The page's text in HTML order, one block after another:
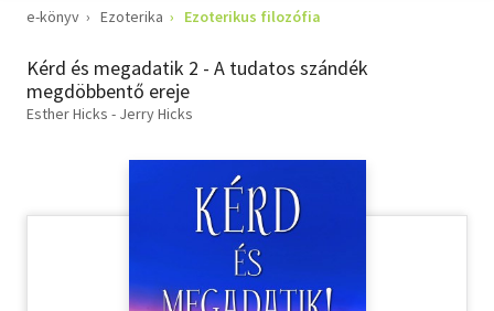
Életmód, egészség
Erotika
Gyermek- és ifjúsági
Hobbi, szabadidő
e-könyv Ezoterika Ezoterikus filozófia
Kérd és megadatik 2 - A tudatos szándék
megdöbbentő ereje
Esther Hicks - Jerry Hicks